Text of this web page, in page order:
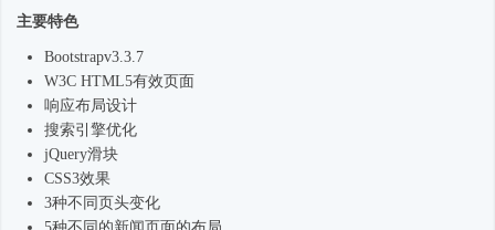
主要特色
Bootstrapv3.3.7
W3C HTML5有效页面
响应布局设计
搜索引擎优化
jQuery滑块
CSS3效果
3种不同页头变化